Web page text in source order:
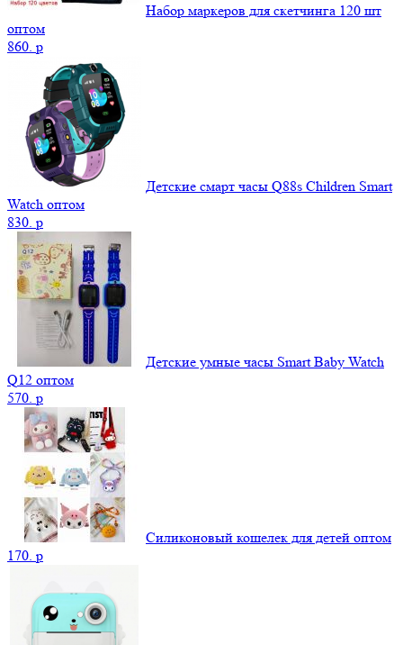
Набор маркеров для скетчинга 120 шт
оптом
860. p
Детские смарт часы Q88s Children Smart
Watch оптом
830. p
Детские умные часы Smart Baby Watch
Q12 оптом
570. p
Силиконовый кошелек для детей оптом
170. p